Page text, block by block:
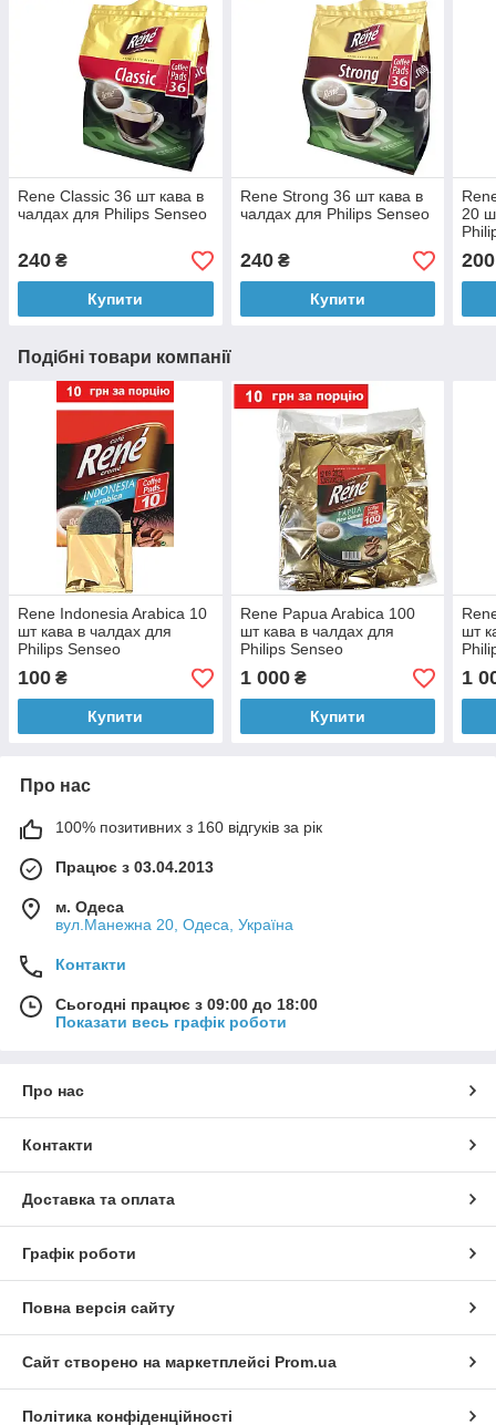
Rene Classic 36 шт кава в
чалдах для Philips Senseo
240 ₴
Купити
Rene Strong 36 шт кава в
чалдах для Philips Senseo
240₴
Купити
20
200
Подібні товари компанії
Rene Indonesia Arabica 10
шт кава в чалдах для
Philips Senseo
100 ₴
Купити
Rene Papua Arabica 100
шт кава в чалдах для
Philips Senseo
1 000₴
Купити
шт
1
Про нас
100% позитивних з 160 відгуків за рік
Працює з 03.04.2013
м. Одеса
вул.Манежна 20, Одеса, Україна
Контакти
Сьогодні працює з 09:00 до 18:00
Показати весь графік роботи
Про нас
Контакти
Доставка та оплата
Графік роботи
Повна версія сайту
Сайт створено на маркетплейсі Prom.ua
Політика конфіденційності